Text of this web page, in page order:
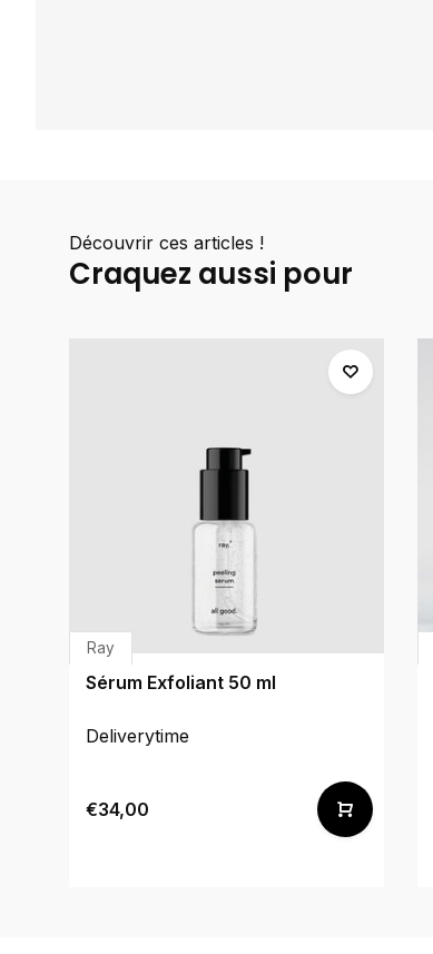
Découvrir ces articles !
Craquez aussi pour
Ray
Sérum Exfoliant 50 ml
Deliverytime
€34,00